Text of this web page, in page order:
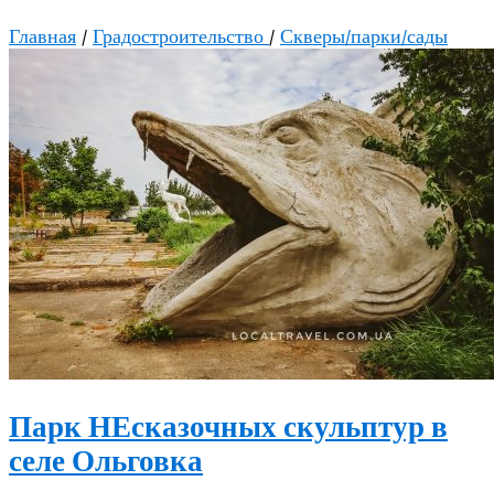
Главная / Градостроительство / Скверы/парки/сады
Парк НЕсказочных скульптур в
селе Ольговка